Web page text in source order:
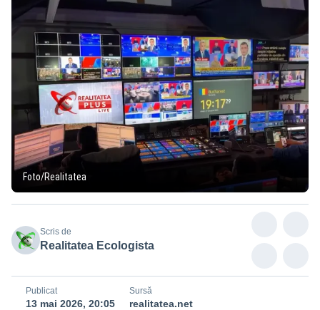
Foto/Realitatea
Scris de
Realitatea Ecologista
Publicat
13 mai 2026, 20:05
Sursă
realitatea.net